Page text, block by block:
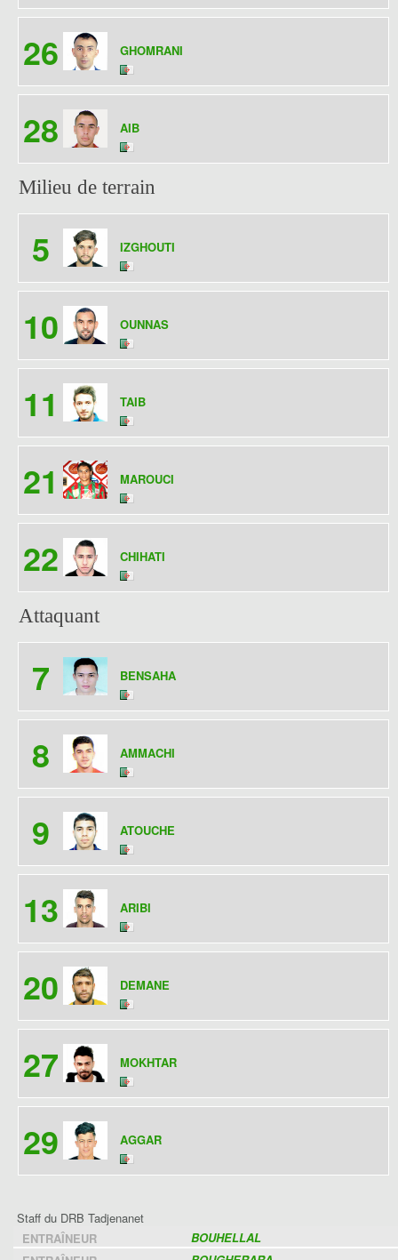
26 GHOMRANI
28 AIB
Milieu de terrain
5 IZGHOUTI
10 OUNNAS
11 TAIB
21 MAROUCI
22 CHIHATI
Attaquant
7 BENSAHA
8 AMMACHI
9 ATOUCHE
13 ARIBI
20 DEMANE
27 MOKHTAR
29 AGGAR
Staff du DRB Tadjenanet
ENTRAÎNEUR
BOUHELLAL